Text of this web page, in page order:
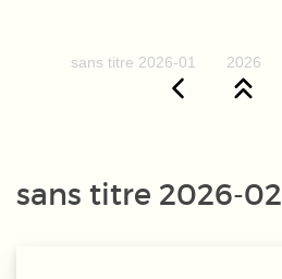
sans titre 2026-01 2026
sans titre 2026-02